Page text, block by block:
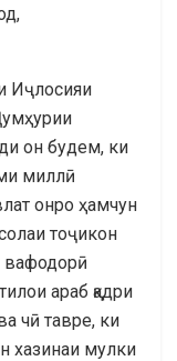
Иҷлосияи
он будем, ки
миллӣ
онро ҳамчун
тоҷикон
вафодорӣ
араб қадри
чӣ тавре, ки
хазинаи мулки